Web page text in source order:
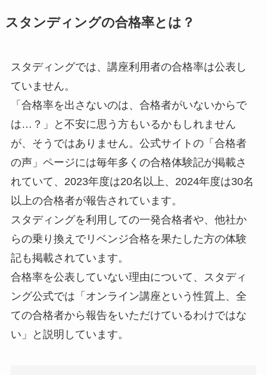
スタンディングの合格率とは？
スタディングでは、講座利用者の合格率は公表し
ていません。
「合格率を出さないのは、合格者がいないからで
は…？」と不安に思う方もいるかもしれません
が、そうではありません。公式サイトの「合格者
の声」ページには毎年多くの合格体験記が掲載さ
れていて、2023年度は20名以上、2024年度は30名
以上の合格者が報告されています。
スタディングを利用しての一発合格者や、他社か
らの乗り換えでリベンジ合格を果たした方の体験
記も掲載されています。
合格率を公表していない理由について、スタディ
ング公式では「オンライン講座という性質上、全
ての合格者から報告をいただけているわけではな
い」と説明しています。